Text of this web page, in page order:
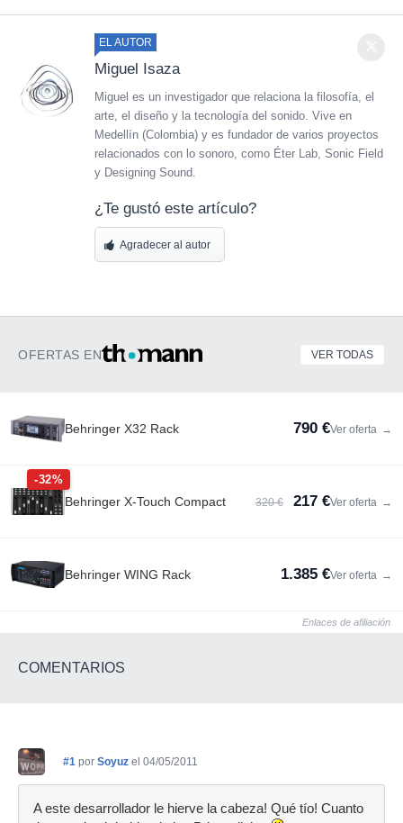
EL AUTOR
Miguel Isaza
Miguel es un investigador que relaciona la filosofía, el
arte, el diseño y la tecnología del sonido. Vive en
Medellín (Colombia) y es fundador de varios proyectos
relacionados con lo sonoro, como Éter Lab, Sonic Field
y Designing Sound.
¿Te gustó este artículo?
Agradecer al autor
OFERTAS EN VER TODAS
Behringer X32 Rack 790 €Ver oferta →
-32%
Behringer X-Touch Compact 320 € 217 €Ver oferta →
Behringer WING Rack 1.385 €Ver oferta →
Enlaces de afiliación
COMENTARIOS
#1 por Soyuz el 04/05/2011
A este desarrollador le hierve la cabeza! Qué tío! Cuanto